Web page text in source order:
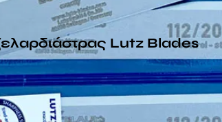
Lutz Blades